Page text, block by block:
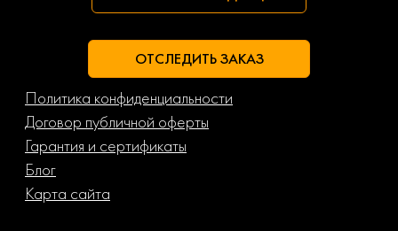
ОТСЛЕДИТЬ ЗАКАЗ
Политика конфиденциальности
Договор публичной оферты
Гарантия и сертификаты
Блог
Карта сайта